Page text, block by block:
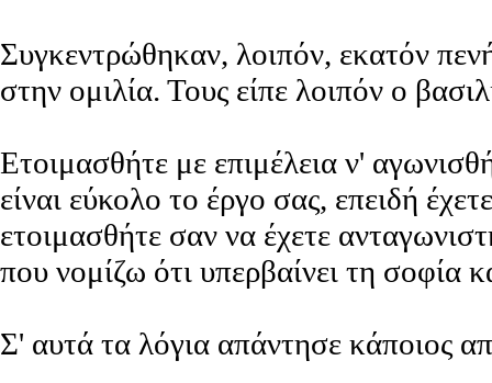
Συγκεντρώθηκαν, λοιπόν, εκατόν
στην ομιλία. Τους είπε λοιπόν ο
Ετοιμασθήτε με επιμέλεια ν'
είναι εύκολο το έργο σας, επειδή
ετοιμασθήτε σαν να έχετε
που νομίζω ότι υπερβαίνει τη σοφία
Σ' αυτά τα λόγια απάντησε κάποιος